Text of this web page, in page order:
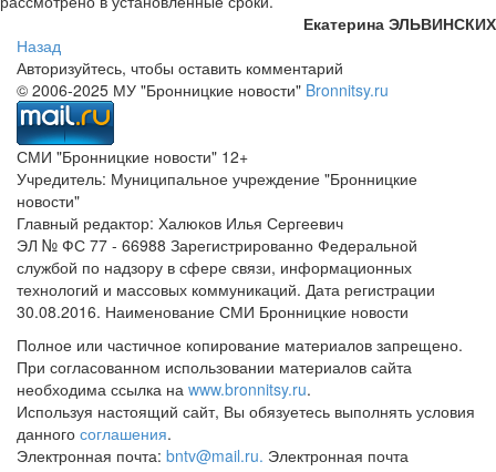
Екатерина ЭЛЬВИНСКИХ
Назад
Авторизуйтесь, чтобы оставить комментарий
© 2006-2025 МУ "Бронницкие новости" Bronnitsy.ru
СМИ "Бронницкие новости" 12+
Учредитель: Муниципальное учреждение "Бронницкие
новости"
Главный редактор: Халюков Илья Сергеевич
ЭЛ № ФС 77 - 66988 Зарегистрированно Федеральной
службой по надзору в сфере связи, информационных
технологий и массовых коммуникаций. Дата регистрации
30.08.2016. Наименование СМИ Бронницкие новости
Полное или частичное копирование материалов запрещено.
При согласованном использовании материалов сайта
необходима ссылка на www.bronnitsy.ru.
Используя настоящий сайт, Вы обязуетесь выполнять условия
данного соглашения.
Электронная почта: bntv@mail.ru. Электронная почта